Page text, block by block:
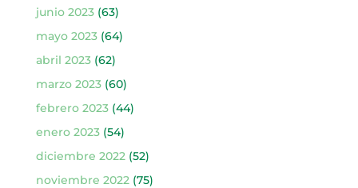
junio 2023(63)
mayo 2023(64)
abril 2023(62)
marzo 2023(60)
febrero 2023(44)
enero 2023(54)
diciembre 2022(52)
noviembre 2022(75)